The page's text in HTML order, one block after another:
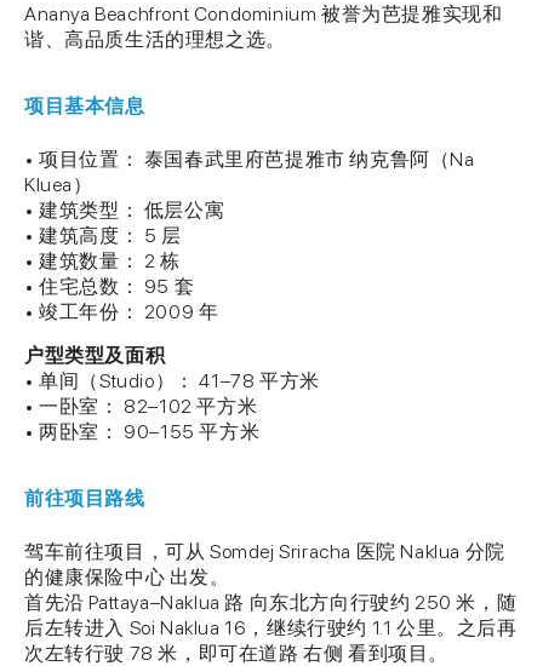
Ananya Beachfront Condominium 被誉为芭提雅实现和
谐、高品质生活的理想之选。
项目基本信息
• 项目位置： 泰国春武里府芭提雅市 纳克鲁阿（Na
Kluea）
• 建筑类型： 低层公寓
• 建筑高度： 5 层
• 建筑数量： 2 栋
• 住宅总数： 95 套
• 竣工年份： 2009 年
户型类型及面积
• 单间（Studio）： 41–78 平方米
• 一卧室： 82–102 平方米
• 两卧室： 90–155 平方米
前往项目路线
驾车前往项目，可从 Somdej Sriracha 医院 Naklua 分院
的健康保险中心 出发。
首先沿 Pattaya–Naklua 路 向东北方向行驶约 250 米，随
后左转进入 Soi Naklua 16，继续行驶约 1.1 公里。之后再
次左转行驶 78 米，即可在道路 右侧 看到项目。